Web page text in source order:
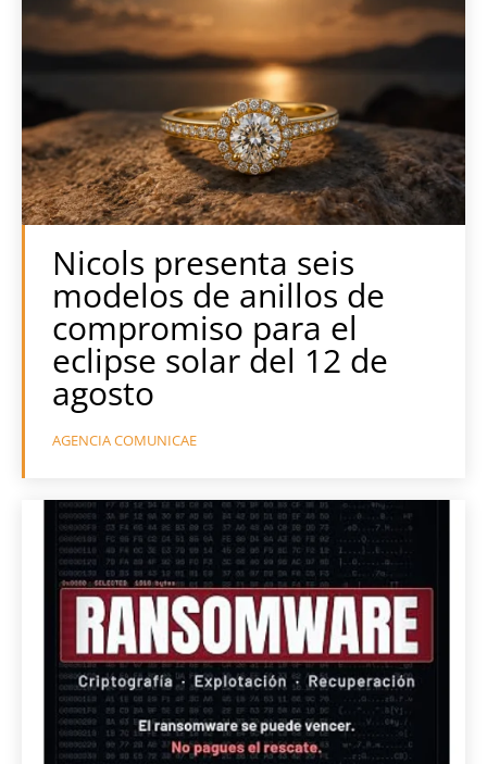
Nicols presenta seis
modelos de anillos de
compromiso para el
eclipse solar del 12 de
agosto
AGENCIA COMUNICAE